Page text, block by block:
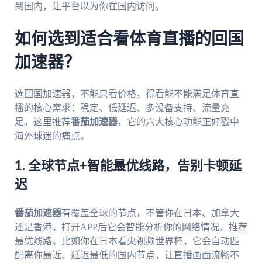
到国内，让平台以为你在国内访问。
如何选到适合看体育直播的回国
加速器？
选回国加速器，不能只看价格，得看能不能满足体育直
播的核心需求：稳定、低延迟、多设备支持、流量充
足。这里推荐番茄加速器，它的六大核心功能正好戳中
海外球迷的痛点。
1. 全球节点+智能最优线路，告别卡顿延
迟
番茄加速器有覆盖全球的节点，不管你在日本、加拿大
还是香港，打开APP后它会智能分析你的网络情况，推荐
最优线路。比如你在日本看央视频世界杯，它会自动匹
配离你最近、延迟最低的国内节点，让直播画面流畅不